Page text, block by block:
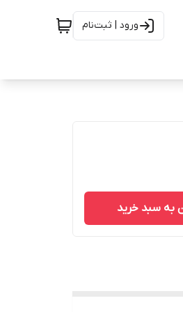
ورود | ثبت‌نام
به سبد خرید